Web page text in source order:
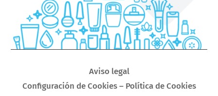
Aviso legal
Configuración de Cookies – Política de Cookies